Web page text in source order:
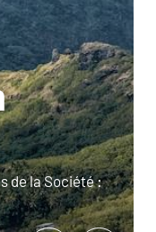
de la Société :